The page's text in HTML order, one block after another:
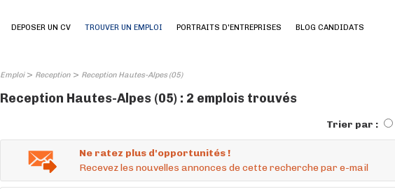
DEPOSER UN CV TROUVER UN EMPLOI PORTRAITS D'ENTREPRISES BLOG CANDIDATS
Emploi> Reception > Reception Hautes-Alpes (05)
Reception Hautes-Alpes (05) : 2 emplois trouvés
Trier par :
Ne ratez plus d'opportunités !
Recevez les nouvelles annonces de cette recherche par e-mail